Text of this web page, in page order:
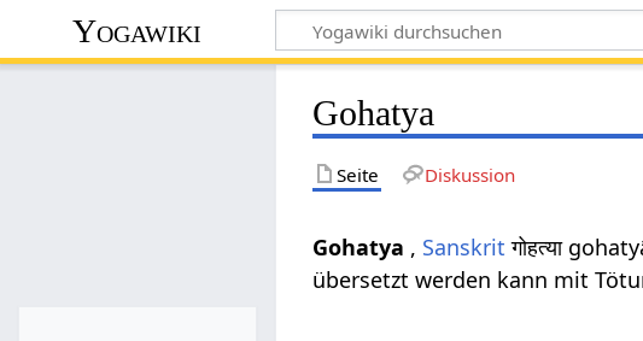
Yogawiki
Gohatya
Seite Diskussion
Gohatya , Sanskrit गोहत्या
übersetzt werden kann mit